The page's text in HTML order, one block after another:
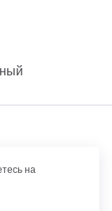
автомобилей.
на